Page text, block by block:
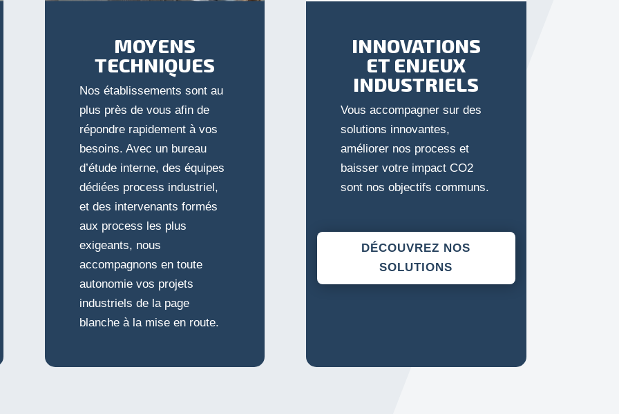
MOYENS
TECHNIQUES
Nos établissements sont au
plus près de vous afin de
répondre rapidement à vos
besoins. Avec un bureau
d’étude interne, des équipes
dédiées process industriel,
et des intervenants formés
aux process les plus
exigeants, nous
accompagnons en toute
autonomie vos projets
industriels de la page
blanche à la mise en route.
INNOVATIONS
ET ENJEUX
INDUSTRIELS
Vous accompagner sur des
solutions innovantes,
améliorer nos process et
baisser votre impact CO2
sont nos objectifs communs.
DÉCOUVREZ NOS
SOLUTIONS